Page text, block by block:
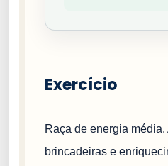
Exercício
Raça de energia
brincadeiras e